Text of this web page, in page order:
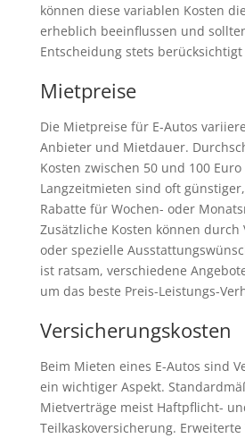
können diese variablen Kosten
erheblich beeinflussen und
Entscheidung stets
Mietpreise
Die Mietpreise für E-Autos
Anbieter und Mietdauer.
Kosten zwischen 50 und 100 Euro
Langzeitmieten sind oft
Rabatte für Wochen- oder
Zusätzliche Kosten können durch
oder spezielle
ist ratsam, verschiedene
um das beste Preis-Leistungs-
Versicherungskosten
Beim Mieten eines E-Autos sind
ein wichtiger Aspekt.
Mietverträge meist Haftpflicht-
Teilkaskoversicherung.